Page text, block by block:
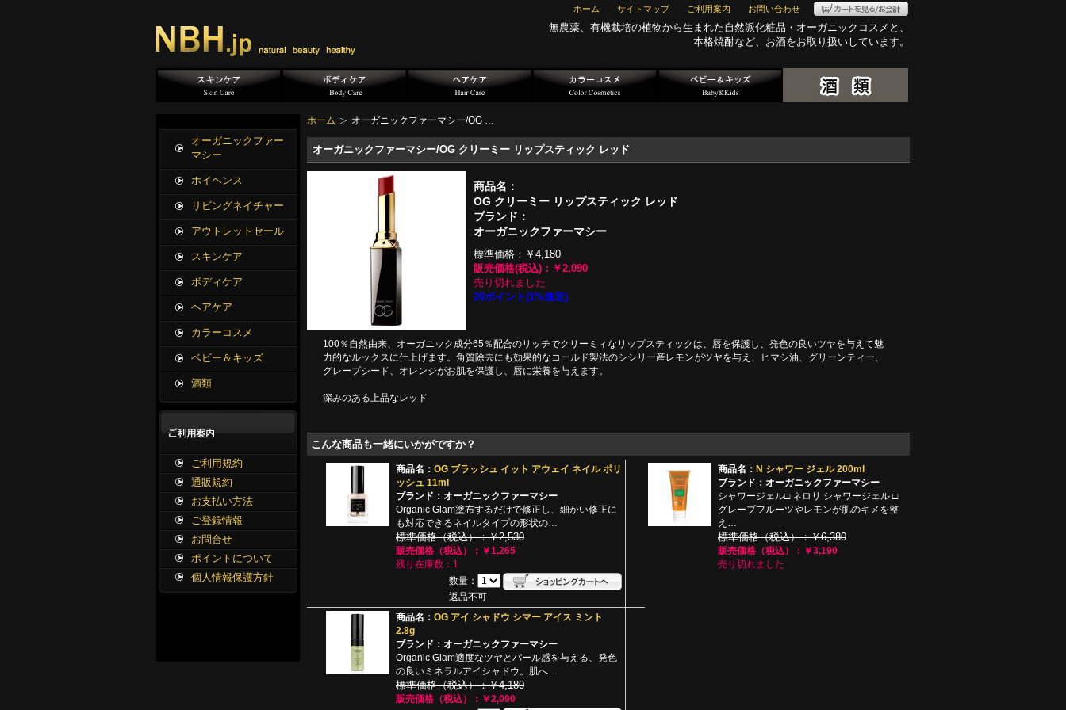
ホーム サイトマップ ご利用案内 お問い合わせ
無農薬、有機栽培の植物から生まれた自然派化粧品・オーガニックコスメと、
本格焼酎など、お酒をお取り扱いしています。
ホーム オーガニックファーマシー/OG …
オーガニックファーマシー/OG クリーミー リップスティック レッド
商品名：
OG クリーミー リップスティック レッド
ブランド：
オーガニックファーマシー
標準価格： ￥4,180
販売価格(税込)： ￥2,090
売り切れました
20ポイント(1%進呈)
100％自然由来、オーガニック成分65％配合のリッチでクリーミィなリップスティックは、唇を保護し、発色の良いツヤを与えて魅
力的なルックスに仕上げます。角質除去にも効果的なコールド製法のシシリー産レモンがツヤを与え、ヒマシ油、グリーンティー、
グレープシード、オレンジがお肌を保護し、唇に栄養を与えます。
深みのある上品なレッド
こんな商品も一緒にいかがですか？
商品名： OG ブラッシュ イット アウェイ ネイル ポリ
ッシュ 11ml
ブランド：オーガニックファーマシー
Organic Glam塗布するだけで修正し、細かい修正に
も対応できるネイルタイプの形状の…
標準価格（税込）：￥2,530
販売価格（税込）：￥1,265
残り在庫数：1
数量：
返品不可
商品名： N シャワー ジェル 200ml
ブランド：オーガニックファーマシー
シャワージェル□ ネロリ シャワージェル □
グレープフルーツやレモンが肌のキメを整
え…
標準価格（税込）：￥6,380
販売価格（税込）：￥3,190
売り切れました
商品名： OG アイ シャドウ シマー アイス ミント
2.8g
ブランド：オーガニックファーマシー
Organic Glam適度なツヤとパール感を与える、発色
の良いミネラルアイシャドウ。肌へ…
標準価格（税込）：￥4,180
販売価格（税込）：￥2,090
オーガニックファー
マシー
ホイヘンス
リビングネイチャー
アウトレットセール
スキンケア
ボディケア
ヘアケア
カラーコスメ
ベビー＆キッズ
酒類
ご利用規約
通販規約
お支払い方法
ご登録情報
お問合せ
ポイントについて
個人情報保護方針